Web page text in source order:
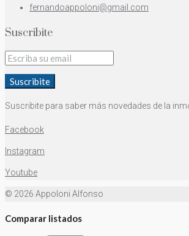
fernandoappoloni@gmail.com
Suscribite
Suscribite
Suscribite para saber más novedades de la
Facebook
Instagram
Youtube
© 2026 Appoloni Alfonso
Comparar listados